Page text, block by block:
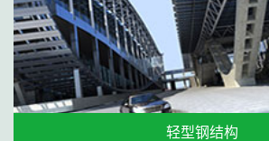
轻型钢结构